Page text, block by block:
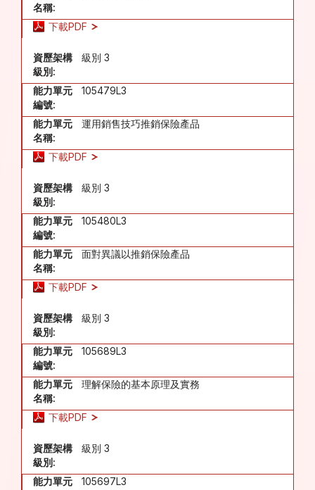
名稱:
下載PDF
資歷架構
級別:
級別 3
能力單元
編號:
105479L3
能力單元
名稱:
運用銷售技巧推銷保險產品
下載PDF
資歷架構
級別:
級別 3
能力單元
編號:
105480L3
能力單元
名稱:
面對異議以推銷保險產品
下載PDF
資歷架構
級別:
級別 3
能力單元
編號:
105689L3
能力單元
名稱:
理解保險的基本原理及實務
下載PDF
資歷架構
級別:
級別 3
能力單元
105697L3